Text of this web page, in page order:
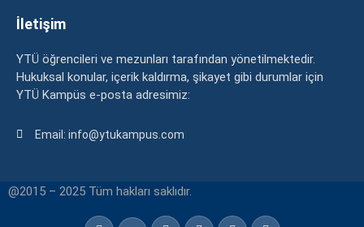
İletişim
YTÜ öğrencileri ve mezunları tarafından yönetilmektedir.
Hukuksal konular, içerik kaldırma, şikayet gibi durumlar için
YTÜ Kampüs e-posta adresimiz:
Email: info@ytukampus.com
@2015 – 2025 Tüm hakları saklıdır.